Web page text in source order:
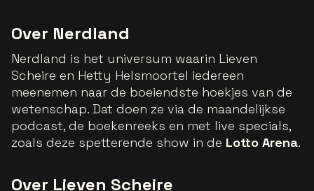
Over Nerdland
Nerdland is het universum waarin Lieven
Scheire en Hetty Helsmoortel iedereen
meenemen naar de boeiendste hoekjes van de
wetenschap. Dat doen ze via de maandelijkse
podcast, de boekenreeks en met live specials,
zoals deze spetterende show in de Lotto Arena.
Over Lieven Scheire